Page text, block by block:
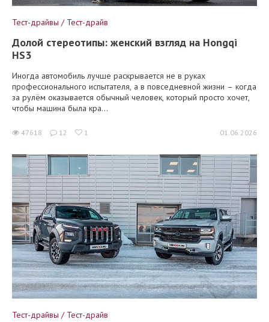
Тест-драйвы / Тест-драйв
Долой стереотипы: женский взгляд на Hongqi
HS3
Иногда автомобиль лучше раскрывается не в руках
профессионального испытателя, а в повседневной жизни – когда
за рулём оказывается обычный человек, который просто хочет,
чтобы машина была кра...
47618 12 1 01.06.2026
Тест-драйвы / Тест-драйв